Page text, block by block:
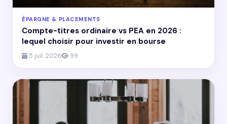
ÉPARGNE & PLACEMENTS
Compte-titres ordinaire vs PEA en 2026 :
lequel choisir pour investir en bourse
5 juil. 2026 99